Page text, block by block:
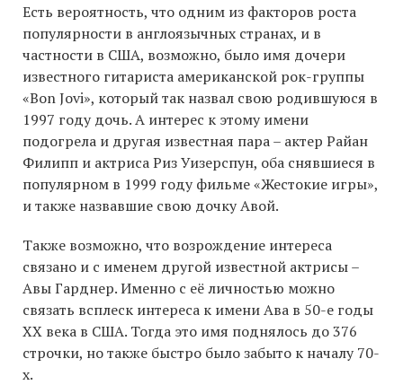
Есть вероятность, что одним из факторов роста
популярности в англоязычных странах, и в
частности в США, возможно, было имя дочери
известного гитариста американской рок-группы
«Bon Jovi», который так назвал свою родившуюся в
1997 году дочь. А интерес к этому имени
подогрела и другая известная пара – актер Райан
Филипп и актриса Риз Уизерспун, оба снявшиеся в
популярном в 1999 году фильме «Жестокие игры»,
и также назвавшие свою дочку Авой.
Также возможно, что возрождение интереса
связано и с именем другой известной актрисы –
Авы Гарднер. Именно с её личностью можно
связать всплеск интереса к имени Ава в 50-е годы
ХХ века в США. Тогда это имя поднялось до 376
строчки, но также быстро было забыто к началу 70-
х.